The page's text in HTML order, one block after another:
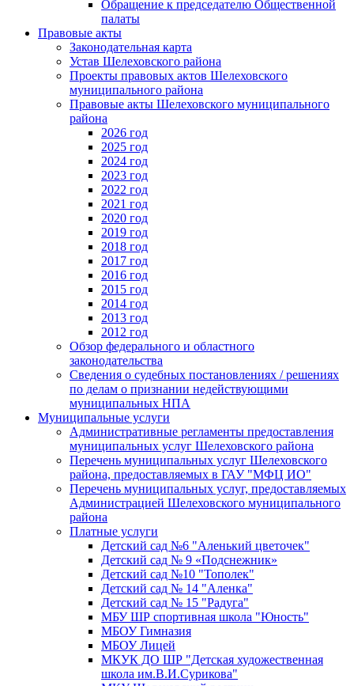
Обращение к председателю Общественной
палаты
Правовые акты
Законодательная карта
Устав Шелеховского района
Проекты правовых актов Шелеховского
муниципального района
Правовые акты Шелеховского муниципального
района
2026 год
2025 год
2024 год
2023 год
2022 год
2021 год
2020 год
2019 год
2018 год
2017 год
2016 год
2015 год
2014 год
2013 год
2012 год
Обзор федерального и областного
законодательства
Сведения о судебных постановлениях / решениях
по делам о признании недействующими
муниципальных НПА
Муниципальные услуги
Административные регламенты предоставления
муниципальных услуг Шелеховского района
Перечень муниципальных услуг Шелеховского
района, предоставляемых в ГАУ "МФЦ ИО"
Перечень муниципальных услуг, предоставляемых
Администрацией Шелеховского муниципального
района
Платные услуги
Детский сад №6 "Аленький цветочек"
Детский сад № 9 «Подснежник»
Детский сад №10 "Тополек"
Детский сад № 14 "Аленка"
Детский сад № 15 "Радуга"
МБУ ШР спортивная школа "Юность"
МБОУ Гимназия
МБОУ Лицей
МКУК ДО ШР "Детская художественная
школа им.В.И.Сурикова"